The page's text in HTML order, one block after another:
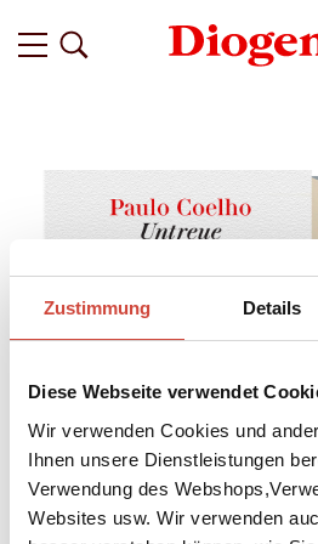
Zustimmung Details
Diese Webseite verwendet
Wir verwenden Cookies und
Ihnen unsere Dienstleistungen
Verwendung des
Websites usw. Wir verwenden